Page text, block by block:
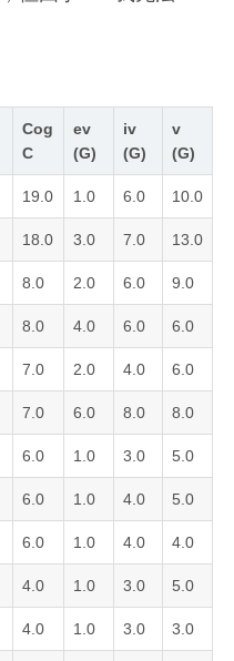
Cog
C
ev
(G)
iv
(G)
v
(G)
19.0 1.0 6.0 10.0
18.0 3.0 7.0 13.0
8.0 2.0 6.0 9.0
8.0 4.0 6.0 6.0
7.0 2.0 4.0 6.0
7.0 6.0 8.0 8.0
6.0 1.0 3.0 5.0
6.0 1.0 4.0 5.0
6.0 1.0 4.0 4.0
4.0 1.0 3.0 5.0
4.0 1.0 3.0 3.0